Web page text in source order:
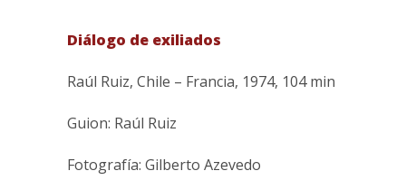
Diálogo de exiliados
Raúl Ruiz, Chile – Francia, 1974, 104 min
Guion: Raúl Ruiz
Fotografía: Gilberto Azevedo